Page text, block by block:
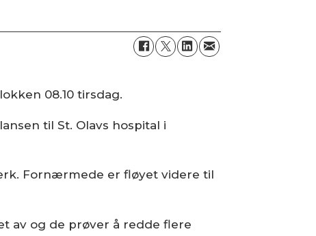
08.10 tirsdag.
til St. Olavs hospital i
Fornærmede er fløyet videre til
av og de prøver å redde flere